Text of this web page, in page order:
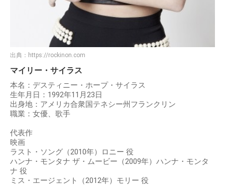
出典： https://rockinon.com
マイリー・サイラス
本名：デスティニー・ホープ・サイラス
生年月日：1992年11月23日
出身地：アメリカ合衆国テネシー州フランクリン
職業：女優、歌手
代表作
映画
ラスト・ソング（2010年）ロニー 役
ハンナ・モンタナ ザ・ムービー（2009年）ハンナ・モンタ
ナ 役
ミス・エージェント（2012年）モリー 役